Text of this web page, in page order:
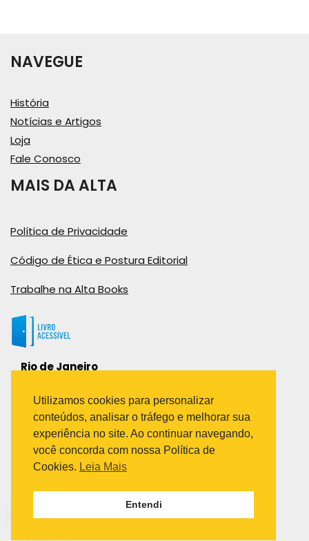
NAVEGUE
História
Notícias e Artigos
Loja
Fale Conosco
MAIS DA ALTA
Política de Privacidade
Código de Ética e Postura Editorial
Trabalhe na Alta Books
Rio de Janeiro
Bairro Industrial do Jacaré
Rio de Janeiro – RJ – CEP: 20970-031
Telefone:
(21) 3278-8069
(21) 3995-7512
Avenida Paulista 1636 / sala 1407
Utilizamos cookies para personalizar
conteúdos, analisar o tráfego e melhorar sua
experiência no site. Ao continuar navegando,
você concorda com nossa Política de
Cookies. Leia Mais
Entendi